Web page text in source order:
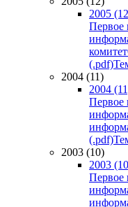
2005
Первое
комитет
(.pdf)
2004 (11)
2004
Первое
(.pdf)
2003 (10)
2003
Первое